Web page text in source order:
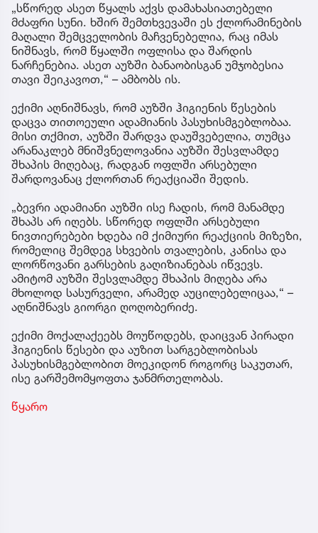
„სწორედ ასეთ წყალს აქვს დამახასიათებელი
მძაფრი სუნი. ხშირ შემთხვევაში ეს ქლორამინების
მაღალი შემცველობის მაჩვენებელია, რაც იმას
ნიშნავს, რომ წყალში ოფლისა და შარდის
ნარჩენებია. ასეთ აუზში ბანაობისგან უმჯობესია
თავი შეიკავოთ,“ – ამბობს ის.
ექიმი აღნიშნავს, რომ აუზში ჰიგიენის წესების
დაცვა თითოეული ადამიანის პასუხისმგებლობაა.
მისი თქმით, აუზში შარდვა დაუშვებელია, თუმცა
არანაკლებ მნიშვნელოვანია აუზში შესვლამდე
შხაპის მიღებაც, რადგან ოფლში არსებული
შარდოვანაც ქლორთან რეაქციაში შედის.
„ბევრი ადამიანი აუზში ისე ჩადის, რომ მანამდე
შხაპს არ იღებს. სწორედ ოფლში არსებული
ნივთიერებები ხდება იმ ქიმიური რეაქციის მიზეზი,
რომელიც შემდეგ სხვების თვალების, კანისა და
ლორწოვანი გარსების გაღიზიანებას იწვევს.
ამიტომ აუზში შესვლამდე შხაპის მიღება არა
მხოლოდ სასურველი, არამედ აუცილებელიცაა,“ –
აღნიშნავს გიორგი ღოღობერიძე.
ექიმი მოქალაქეებს მოუწოდებს, დაიცვან პირადი
ჰიგიენის წესები და აუზით სარგებლობისას
პასუხისმგებლობით მოეკიდონ როგორც საკუთარ,
ისე გარშემომყოფთა ჯანმრთელობას.
წყარო